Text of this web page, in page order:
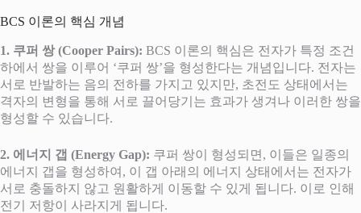
BCS 이론의 핵심 개념
1. 쿠퍼 쌍 (Cooper Pairs): BCS 이론의 핵심은 전자가 특정 조건
하에서 쌍을 이루어 ‘쿠퍼 쌍’을 형성한다는 개념입니다. 전자는
서로 반발하는 음의 전하를 가지고 있지만, 초전도 상태에서는
격자의 변형을 통해 서로 끌어당기는 효과가 생겨나 이러한 쌍을
형성할 수 있습니다.
2. 에너지 갭 (Energy Gap): 쿠퍼 쌍이 형성되면, 이들은 일종의
에너지 갭을 형성하여, 이 갭 아래의 에너지 상태에서는 전자가
서로 충돌하지 않고 원활하게 이동할 수 있게 됩니다. 이로 인해
전기 저항이 사라지게 됩니다.